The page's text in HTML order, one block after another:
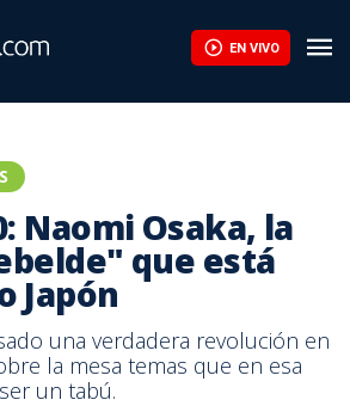
EN VIVO
Naomi Osaka, la
que está
Japón
una verdadera revolución en
la mesa temas que en esa
un tabú.